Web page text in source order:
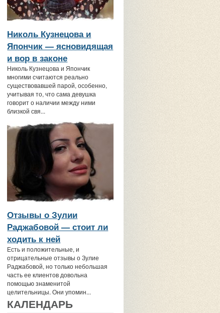
Николь Кузнецова и
Япончик — ясновидящая
и вор в законе
Николь Кузнецова и Япончик
многими считаются реально
существовавшей парой, особенно,
учитывая то, что сама девушка
говорит о наличии между ними
близкой свя...
Отзывы о Зулии
Раджабовой — стоит ли
ходить к ней
Есть и положительные, и
отрицательные отзывы о Зулие
Раджабовой, но только небольшая
часть ее клиентов довольна
помощью знаменитой
целительницы. Они упомин...
КАЛЕНДАРЬ